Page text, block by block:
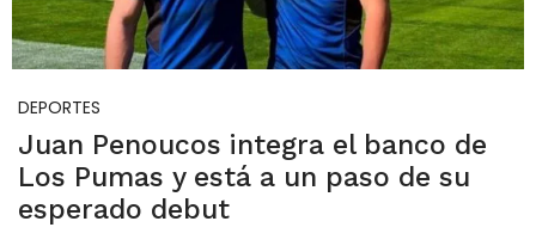
DEPORTES
Juan Penoucos integra el banco de
Los Pumas y está a un paso de su
esperado debut